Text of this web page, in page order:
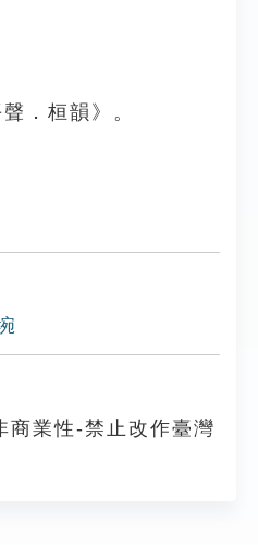
．桓韻》。
商業性-禁止改作臺灣